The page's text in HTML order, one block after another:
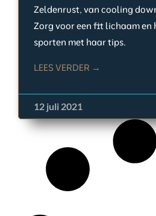
Zeldenrust, van cooling
Zorg voor een fit lichaam en
sporten met haar tips.
LEES VERDER →
12 juli 2021